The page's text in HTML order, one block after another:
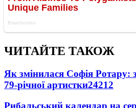
ЧИТАЙТЕ ТАКОЖ
Як змінилася Софія Ротару:
79-річної артистки24212
Рибальський календар на